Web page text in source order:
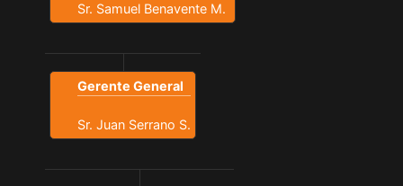
Sr. Samuel Benavente M.
Gerente General
Sr. Juan Serrano S.